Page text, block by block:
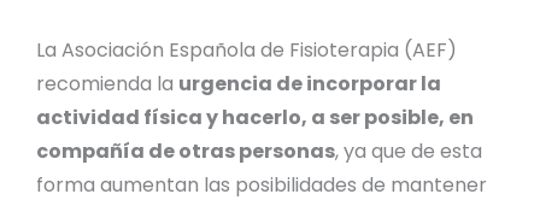
La Asociación Española de Fisioterapia (AEF)
recomienda la urgencia de incorporar la
actividad física y hacerlo, a ser posible, en
compañía de otras personas, ya que de esta
forma aumentan las posibilidades de mantener